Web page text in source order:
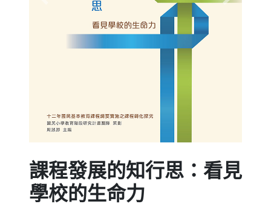
Next
課程發展的知行思：看見
學校的生命力